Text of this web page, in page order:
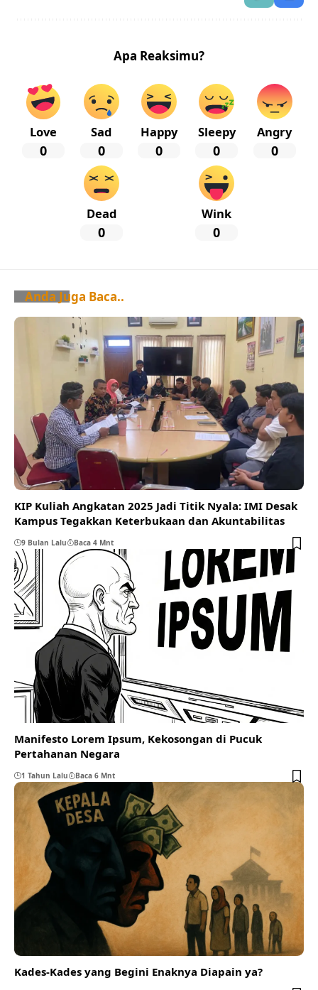
Apa Reaksimu?
Love
0
Sad
0
Happy
0
Sleepy
0
Angry
0
Dead
0
Wink
0
Anda Juga Baca..
KIP Kuliah Angkatan 2025 Jadi Titik Nyala: IMI Desak
Kampus Tegakkan Keterbukaan dan Akuntabilitas
9 Bulan Lalu Baca 4 Mnt
Manifesto Lorem Ipsum, Kekosongan di Pucuk
Pertahanan Negara
1 Tahun Lalu Baca 6 Mnt
Kades-Kades yang Begini Enaknya Diapain ya?